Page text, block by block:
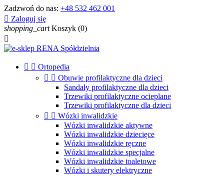
Zadzwoń do nas: +48 532 462 001
 Zaloguj się
shopping_cart Koszyk (0)

  Ortopedia
  Obuwie profilaktyczne dla dzieci
Sandały profilaktyczne dla dzieci
Trzewiki profilaktyczne ocieplane
Trzewiki profilaktyczne dla dzieci
  Wózki inwalidzkie
Wózki inwalidzkie aktywne
Wózki inwalidzkie dziecięce
Wózki inwalidzkie ręczne
Wózki inwalidzkie specjalne
Wózki inwalidzkie toaletowe
Wózki i skutery elektryczne